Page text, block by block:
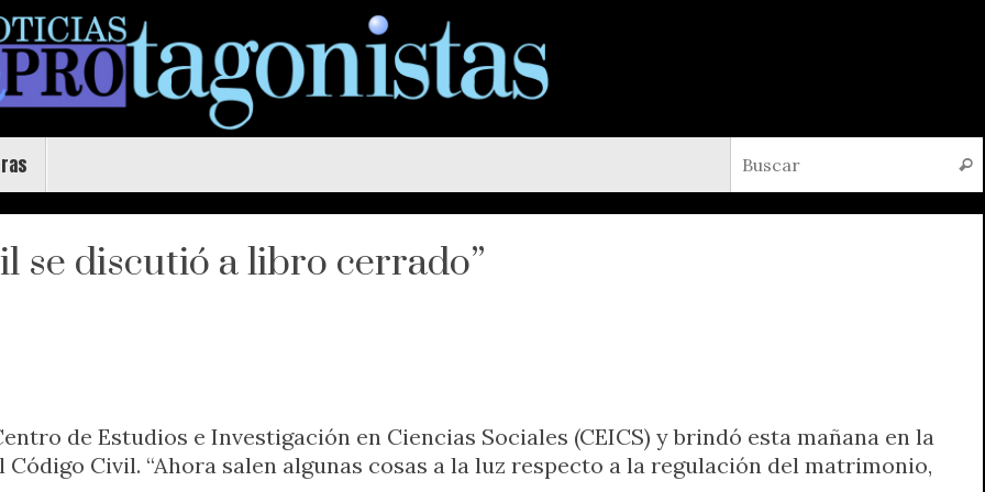
se discutió a libro cerrado”
de Estudios e Investigación en Ciencias Sociales (CEICS) y brindó esta mañana en la
Civil. “Ahora salen algunas cosas a la luz respecto a la regulación del matrimonio,